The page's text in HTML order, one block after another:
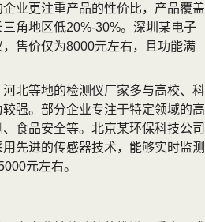
业更注重产品的性价比，产品覆盖
角地区低20%-30%。深圳某电子
售价仅为8000元左右，且功能满
河北等地的检测仪厂家多与高校、科
强。部分企业专注于特定领域的高
食品安全等。北京某环保科技公司
先进的传感器技术，能够实时监测
元左右。